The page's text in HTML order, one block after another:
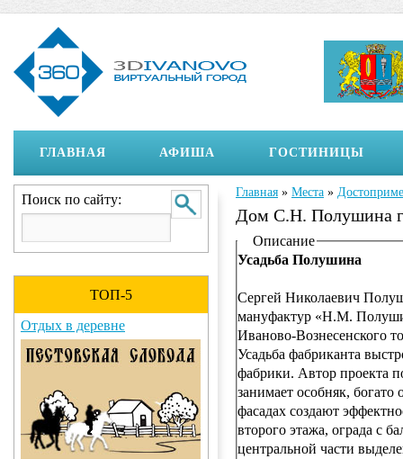
ГЛАВНАЯ АФИША ГОСТИНИЦЫ
Вы здесь
Главная » Места »
Дом С.Н. Полушина
Отображение на
Описание
Усадьба Полушина
Сергей Николаевич
мануфактур «Н.М.
Иваново-Вознесенского
Усадьба фабриканта
фабрики. Автор проекта
занимает особняк,
фасадах создают
второго этажа, ограда с
центральной части
Поиск по сайту:
ТОП-5
Отдых в деревне